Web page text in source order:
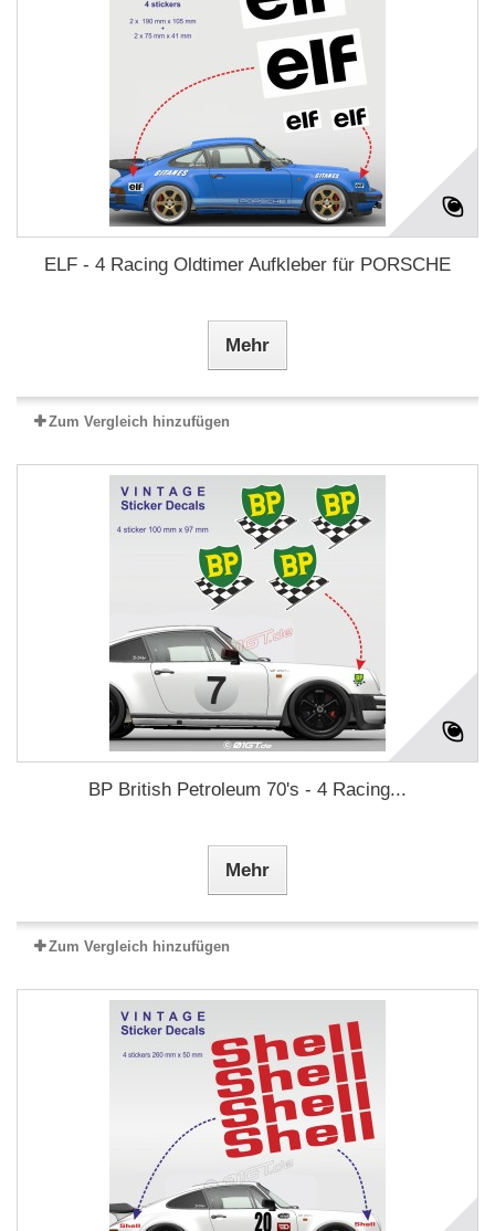
ELF - 4 Racing Oldtimer Aufkleber für PORSCHE
Mehr
Zum Vergleich hinzufügen
BP British Petroleum 70's - 4 Racing...
Mehr
Zum Vergleich hinzufügen